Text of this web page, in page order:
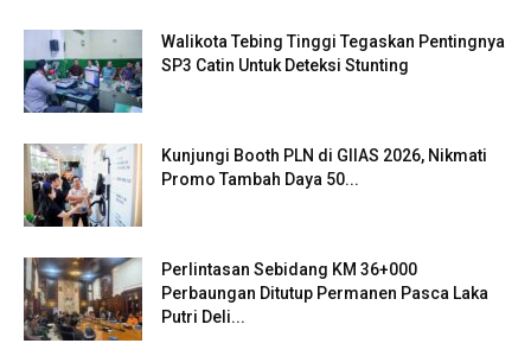
Walikota Tebing Tinggi Tegaskan Pentingnya
SP3 Catin Untuk Deteksi Stunting
Kunjungi Booth PLN di GIIAS 2026, Nikmati
Promo Tambah Daya 50...
Perlintasan Sebidang KM 36+000
Perbaungan Ditutup Permanen Pasca Laka
Putri Deli...